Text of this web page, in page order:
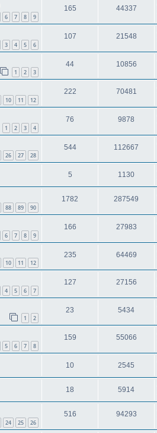
6 7 8 9
165 44337
3 4 5 6
107 21548
1 2 3
44 10856
10 11 12
222 70481
1 2 3 4
76 9878
26 27 28
544 112667
5 1130
88 89 90
1782 287549
6 7 8 9
166 27983
10 11 12
235 64469
4 5 6 7
127 27156
1 2
23 5434
5 6 7 8
159 55066
10 2545
18 5914
24 25 26
516 94293